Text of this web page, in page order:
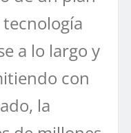
a lo largo y
con
la